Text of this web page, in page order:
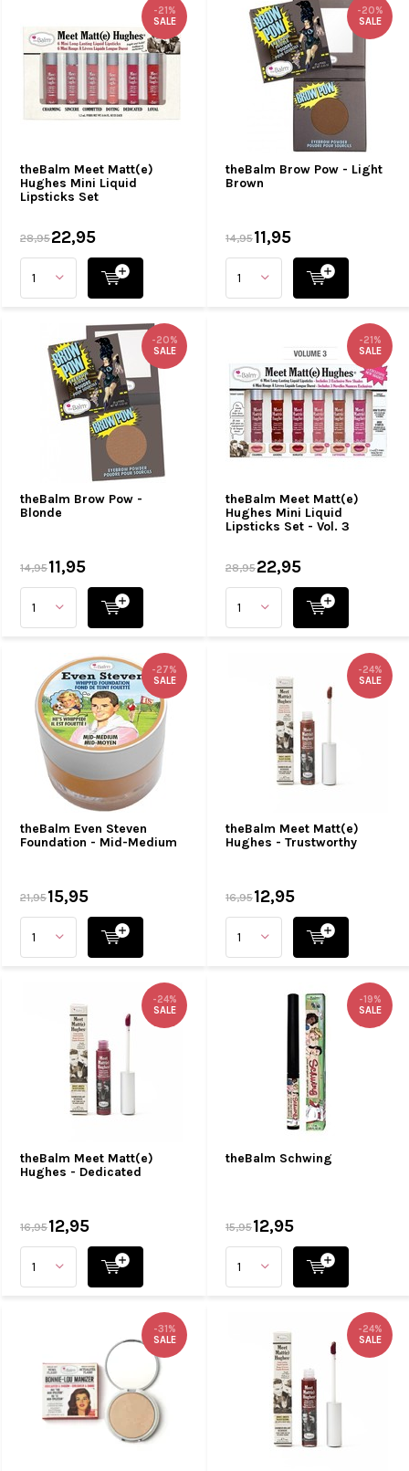
theBalm Meet Matt(e)
Hughes Mini Liquid
Lipsticks Set
-21%
SALE
28,9522,95
theBalm Brow Pow - Light
Brown
-20%
SALE
14,9511,95
theBalm Brow Pow -
Blonde
-20%
SALE
14,9511,95
theBalm Meet Matt(e)
Hughes Mini Liquid
Lipsticks Set - Vol. 3
-21%
SALE
28,9522,95
theBalm Even Steven
Foundation - Mid-Medium
-27%
SALE
21,9515,95
theBalm Meet Matt(e)
Hughes - Trustworthy
-24%
SALE
16,9512,95
theBalm Meet Matt(e)
Hughes - Dedicated
-24%
SALE
16,9512,95
theBalm Schwing
-19%
SALE
15,9512,95
-31%
SALE
-24%
SALE